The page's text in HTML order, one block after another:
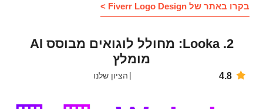
בקרו באתר של Fiverr Logo Design >
2. Looka: מחולל לוגואים מבוסס AI
מומלץ
4.8 הציון שלנו